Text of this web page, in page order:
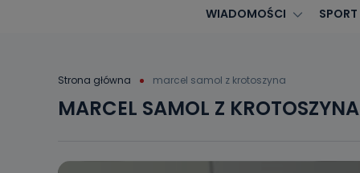
WIADOMOŚCI SPORT
Strona główna marcel samol z krotoszyna
MARCEL SAMOL Z KROTOSZYNA